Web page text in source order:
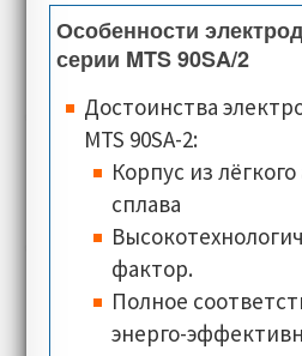
мин
Номинальное
Номинальный ток:
Тип соединения:
Класс изоляции:
Класс
Типы монтажного
2001 (B35)
Классы защиты:
Типы охлаждения:IC
расположение)
Особенности
серии MTS 90SA/2
Достоинства
MTS 90SA-2:
Корпус из
сплава
фактор.
Полное
энерго-